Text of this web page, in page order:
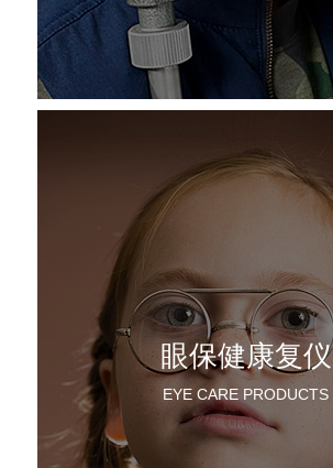
眼保健康复仪
EYE CARE PRODUCTS